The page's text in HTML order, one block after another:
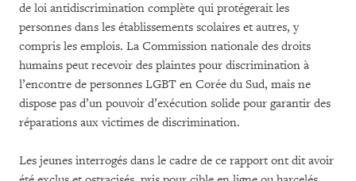
de loi antidiscrimination complète qui protégerait les
personnes dans les établissements scolaires et autres, y
compris les emplois. La Commission nationale des droits
humains peut recevoir des plaintes pour discrimination à
l’encontre de personnes LGBT en Corée du Sud, mais ne
dispose pas d’un pouvoir d’exécution solide pour garantir des
réparations aux victimes de discrimination.
Les jeunes interrogés dans le cadre de ce rapport ont dit avoir